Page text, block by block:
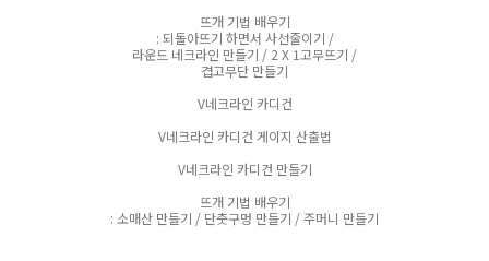
뜨개 기법 배우기
: 되돌아뜨기 하면서 사선줄이기 /
라운드 네크라인 만들기 / 2 X 1고무뜨기 /
겹고무단 만들기
V네크라인 카디건
V네크라인 카디건 게이지 산출법
V네크라인 카디건 만들기
뜨개 기법 배우기
: 소매산 만들기 / 단춧구멍 만들기 / 주머니 만들기